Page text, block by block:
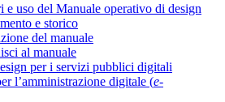
e uso del Manuale operativo di design
e storico
del manuale
al manuale
per i servizi pubblici digitali
l’amministrazione digitale (e-